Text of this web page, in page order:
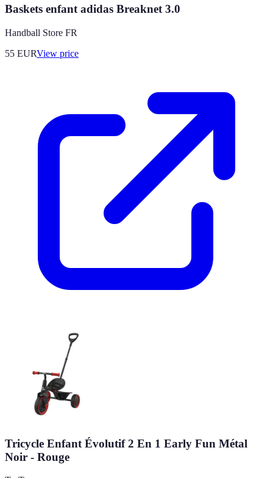
Baskets enfant adidas Breaknet 3.0
Handball Store FR
55 EURView price
Tricycle Enfant Évolutif 2 En 1 Early Fun Métal
Noir - Rouge